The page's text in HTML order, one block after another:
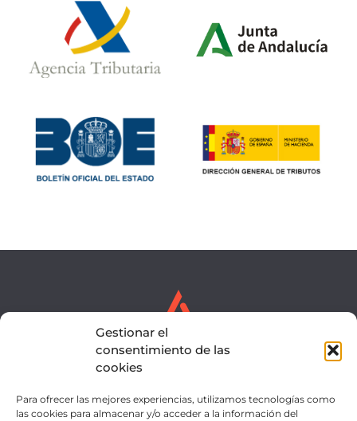
Gestionar el
consentimiento de las
cookies
Para ofrecer las mejores experiencias, utilizamos tecnologías como
las cookies para almacenar y/o acceder a la información del
SERVICIOS EQUIPO